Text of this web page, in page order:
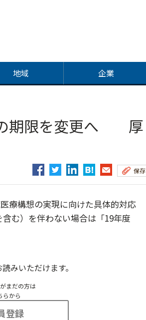
地域 企業
の期限を変更へ 厚
保存
療構想の実現に向けた具体的対応
む）を伴わない場合は「19年度
みいただけます。
まだの方は
らから
登録